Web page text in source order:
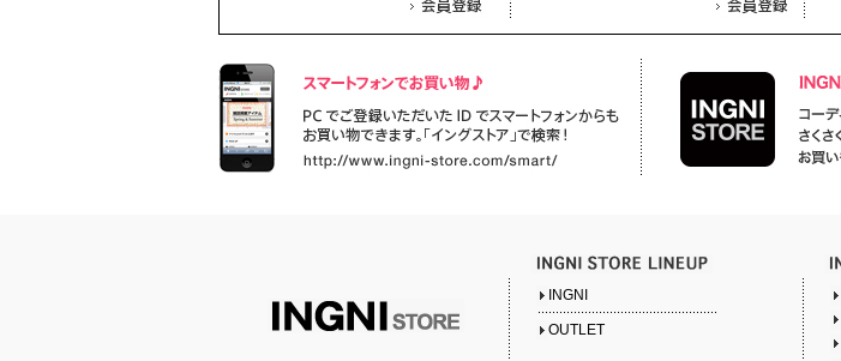
INGNI
OUTLET